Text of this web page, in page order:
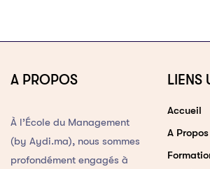
A PROPOS
À l’École du Management
(by Aydi.ma), nous sommes
profondément engagés à
LIENS
Accueil
A Propos